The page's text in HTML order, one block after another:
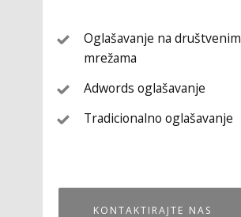
Oglašavanje na društvenim
mrežama
Adwords oglašavanje
Tradicionalno oglašavanje
KONTAKTIRAJTE NAS